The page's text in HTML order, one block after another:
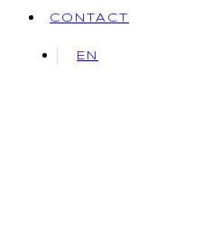
CONTACT
EN